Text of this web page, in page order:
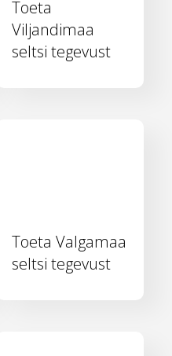
Toeta
Viljandimaa
seltsi tegevust
Toeta Valgamaa
seltsi tegevust